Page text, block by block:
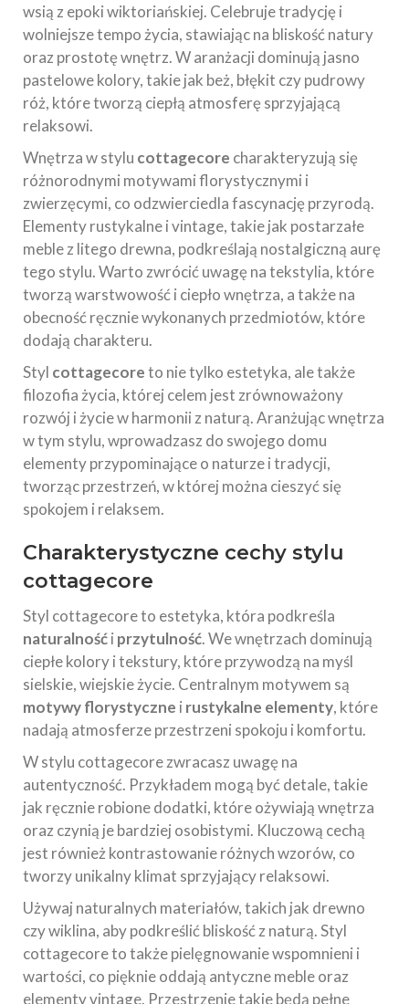
wsią z epoki wiktoriańskiej. Celebruje tradycję i
wolniejsze tempo życia, stawiając na bliskość natury
oraz prostotę wnętrz. W aranżacji dominują jasno
pastelowe kolory, takie jak beż, błękit czy pudrowy
róż, które tworzą ciepłą atmosferę sprzyjającą
relaksowi.
Wnętrza w stylu cottagecore charakteryzują się
różnorodnymi motywami florystycznymi i
zwierzęcymi, co odzwierciedla fascynację przyrodą.
Elementy rustykalne i vintage, takie jak postarzałe
meble z litego drewna, podkreślają nostalgiczną aurę
tego stylu. Warto zwrócić uwagę na tekstylia, które
tworzą warstwowość i ciepło wnętrza, a także na
obecność ręcznie wykonanych przedmiotów, które
dodają charakteru.
Styl cottagecoreto nie tylko estetyka, ale także
filozofia życia, której celem jest zrównoważony
rozwój i życie w harmonii z naturą. Aranżując wnętrza
w tym stylu, wprowadzasz do swojego domu
elementy przypominające o naturze i tradycji,
tworząc przestrzeń, w której można cieszyć się
spokojem i relaksem.
Charakterystyczne cechy stylu
cottagecore
Styl cottagecore to estetyka, która podkreśla
naturalnośći przytulność. We wnętrzach dominują
ciepłe kolory i tekstury, które przywodzą na myśl
sielskie, wiejskie życie. Centralnym motywem są
motywy florystyczne i rustykalne elementy, które
nadają atmosferze przestrzeni spokoju i komfortu.
W stylu cottagecore zwracasz uwagę na
autentyczność. Przykładem mogą być detale, takie
jak ręcznie robione dodatki, które ożywiają wnętrza
oraz czynią je bardziej osobistymi. Kluczową cechą
jest również kontrastowanie różnych wzorów, co
tworzy unikalny klimat sprzyjający relaksowi.
Używaj naturalnych materiałów, takich jak drewno
czy wiklina, aby podkreślić bliskość z naturą. Styl
cottagecore to także pielęgnowanie wspomnieni i
wartości, co pięknie oddają antyczne meble oraz
elementy vintage. Przestrzenie takie będą pełne